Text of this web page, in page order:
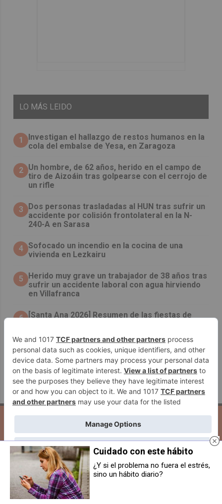
LO MÁS LEIDO
1
Investigan el hallazgo de restos humanos en la
cola del embalse de Yesa, en Zaragoza
2 Un hombre, de 62 años, herido en el campo de
tiro de Aizoáin tras golpearse con el cerrojo de
un rifle
3
​Dos personas trasladadas al HUN tras sufrir un
accidente por colisión frontolateral en la N-
240-A en Sarasa
4 Sofocado un incendio en la cocina de una
vivienda en Lezkairu
5
Herido muy grave un trabajador de 38 años tras
sufrir un accidente laboral con agua hirviendo
en Villafranca
6
[Santa Ana 2026] Resumen de las fiestas de
7 Herida grave una joven, de 26 años, tras un
aparatoso accidente en la NA-122, en Lerín
8 Muere al precipitarse un hombre que huía de la
policía en Estella
Aviso Legal
Cookies Seguridad Protección De Datos
Extinguido un incendio en el
polígono industrial de Egüés
El polideportivo de Olaz acoge
Cuidado con este hábito
¿Y si el problema no fuera el estrés,
sino un hábito diario?